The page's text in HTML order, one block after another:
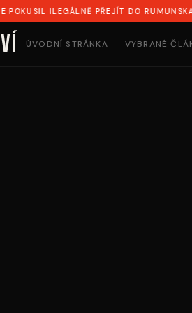
ILEGÁLNĚ PŘEJÍT DO RUMUNSKA,
ÚVODNÍ STRÁNKA VYBRANÉ